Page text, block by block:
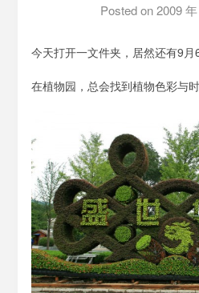
Posted on2009
今天打开一文件夹，居然还有9
在植物园，总会找到植物色彩与